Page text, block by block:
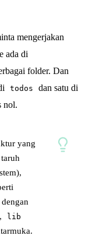
mengerjakan
ada di
folder. Dan
todos dan satu di
nol.
yang
lib